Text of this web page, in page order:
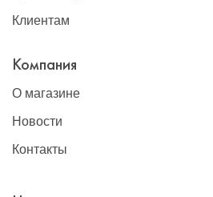
Клиентам
Компания
О магазине
Новости
Контакты